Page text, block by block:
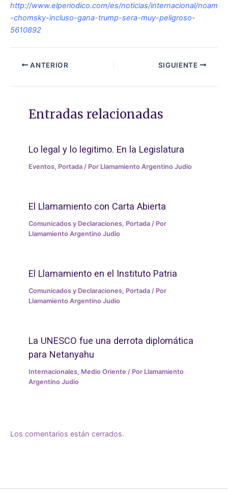
http://www.elperiodico.com/es/noticias/internacional/noam
-chomsky-incluso-gana-trump-sera-muy-peligroso-
5610892
ANTERIOR SIGUIENTE
Entradas relacionadas
Lo legal y lo legitimo. En la Legislatura
Eventos, Portada / Por Llamamiento Argentino Judio
El Llamamiento con Carta Abierta
Comunicados y Declaraciones, Portada / Por
Llamamiento Argentino Judio
El Llamamiento en el Instituto Patria
Comunicados y Declaraciones, Portada / Por
Llamamiento Argentino Judio
La UNESCO fue una derrota diplomática
para Netanyahu
Internacionales, Medio Oriente / Por Llamamiento
Argentino Judio
Los comentarios están cerrados.